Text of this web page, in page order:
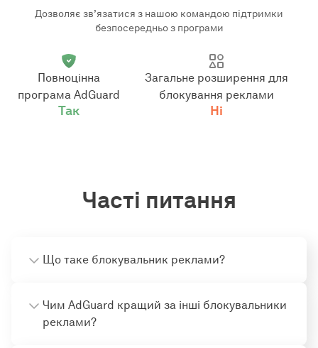
Дозволяє зв’язатися з нашою командою підтримки
безпосередньо з програми
Повноцінна
програма AdGuard
Так
Загальне розширення для
блокування реклами
Ні
Часті питання
Що таке блокувальник реклами?
Чим AdGuard кращий за інші блокувальники
реклами?